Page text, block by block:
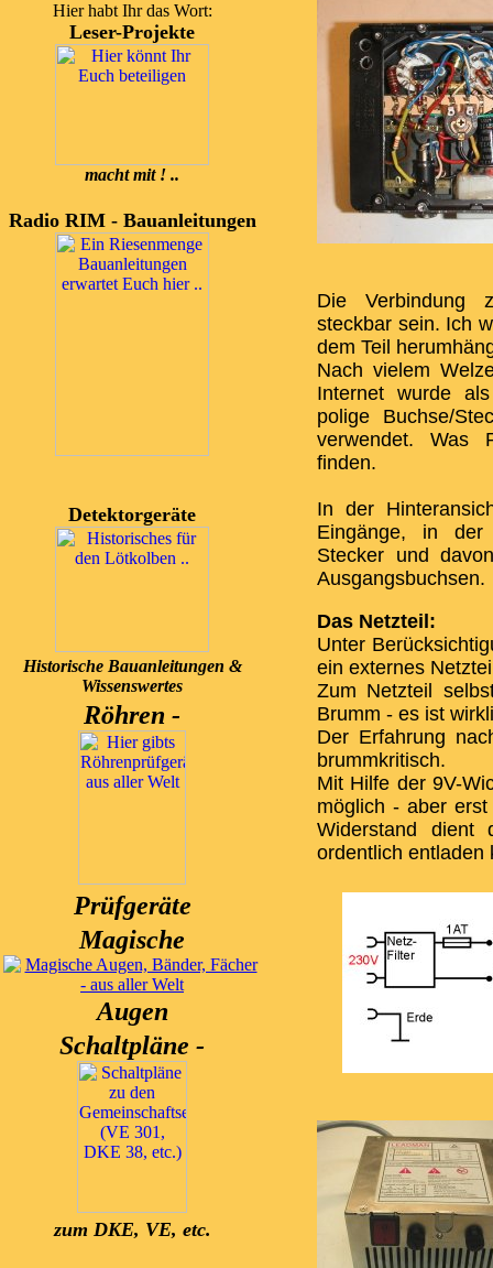
Hier habt Ihr das Wort:
Leser-Projekte
macht mit ! ..
Radio RIM - Bauanleitungen
Detektorgeräte
Historische Bauanleitungen &
Wissenswertes
Röhren -
Prüfgeräte
Magische
Augen
Schaltpläne -
zum DKE, VE, etc.
Die Verbindung
steckbar sein. Ich
dem Teil
Nach vielem
Internet wurde
polige Buchse/
verwendet. Was
finden.
In der
Eingänge, in der
Stecker und
Ausgangsbuchsen.
Das Netzteil:
Unter
ein externes
Zum Netzteil
Brumm - es ist
Der Erfahrung
brummkritisch.
Mit Hilfe der 9V-
möglich - aber
Widerstand dient
ordentlich entladen